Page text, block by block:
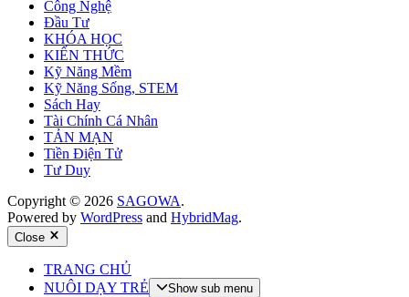
Công Nghệ
Đầu Tư
KHÓA HỌC
KIẾN THỨC
Kỹ Năng Mềm
Kỹ Năng Sống, STEM
Sách Hay
Tài Chính Cá Nhân
TẢN MẠN
Tiền Điện Tử
Tư Duy
Copyright © 2026 SAGOWA.
Powered by WordPress and HybridMag.
Close
TRANG CHỦ
NUÔI DẠY TRẺ
Show sub menu